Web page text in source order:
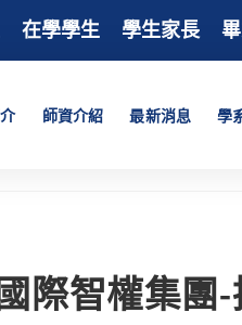
在學學生 學生家長
師資介紹 最新消息 學
際智權集